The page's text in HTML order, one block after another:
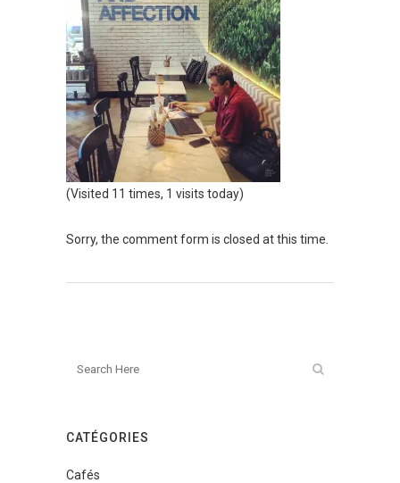
(Visited 11 times, 1 visits today)
Sorry, the comment form is closed at this time.
CATÉGORIES
Cafés